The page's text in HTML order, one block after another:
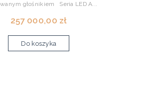
głośnikiem Seria LED A...
257 000,00 zł
Do koszyka